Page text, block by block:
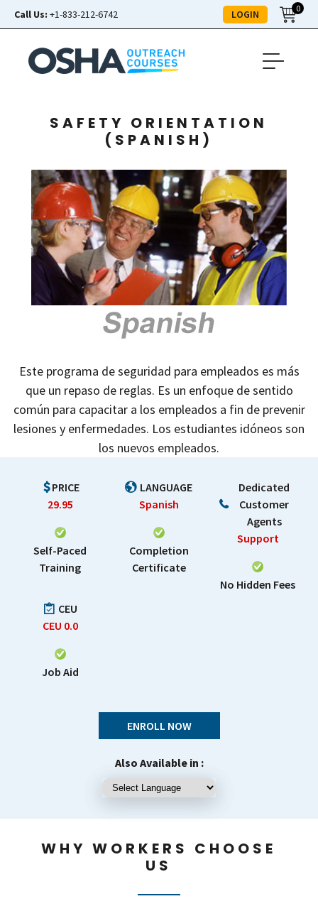
Call Us: +1-833-212-6742 LOGIN 0
SAFETY ORIENTATION
(SPANISH)
Este programa de seguridad para empleados es más
que un repaso de reglas. Es un enfoque de sentido
común para capacitar a los empleados a fin de prevenir
lesiones y enfermedades. Los estudiantes idóneos son
los nuevos empleados.
PRICE
29.95
Self-Paced
Training
LANGUAGE
Spanish
Completion
Certificate
Dedicated
Customer
Agents
Support
No Hidden Fees
CEU
CEU 0.0
Job Aid
ENROLL NOW
Also Available in :
WHY WORKERS CHOOSE
US